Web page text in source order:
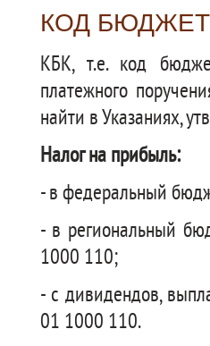
КОД
КБК, т.е. код
платежного
найти в Указаниях,
Налог на прибыль:
- в федеральный
- в региональный
1000 110;
- с дивидендов,
01 1000 110.